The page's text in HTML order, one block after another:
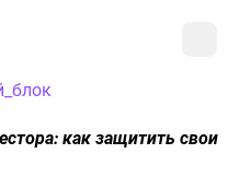
как защитить свои